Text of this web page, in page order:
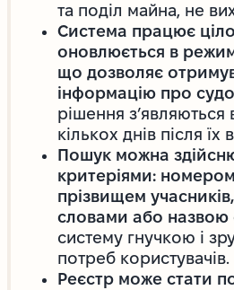
та поділ майна, не
Система працює
оновлюється в
що дозволяє
інформацію про
рішення з’являються
кількох днів після їх
Пошук можна
критеріями:
прізвищем
словами або назвою
систему гнучкою і
потреб користувачів.
Реєстр може стати